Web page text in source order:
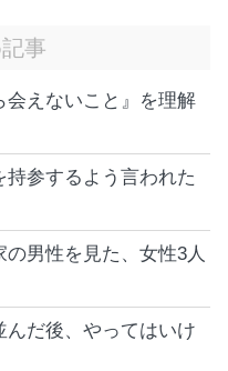
事
えないこと』を理解
参するよう言われた
男性を見た、女性3人
だ後、やってはいけ